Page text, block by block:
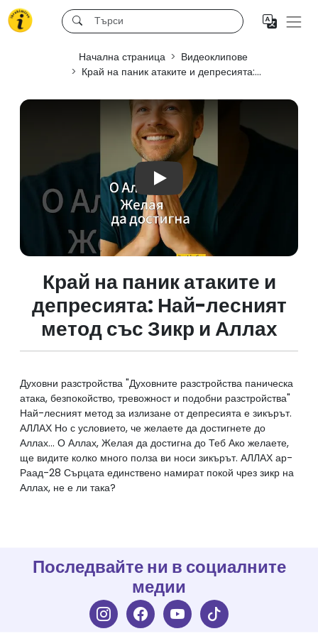
Начална страница
Видеоклипове
Край на паник атаките и депресията:...
Play
Край на паник атаките и
депресията: Най-лесният
метод със Зикр и Аллах
Духовни разстройства "Духовните разстройства паническа
атака, безпокойство, тревожност и подобни разстройства"
Най-лесният метод за излизане от депресията е зикърът.
АЛЛАХ Но с условието, че желаете да достигнете до
Аллах... О Аллах, Желая да достигна до Теб Ако желаете,
ще видите колко много полза ви носи зикърът. АЛЛАХ ар-
Раад-28 Сърцата единствено намират покой чрез зикр на
Последвайте ни в социалните
медии